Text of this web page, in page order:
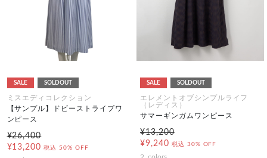
SALE SOLDOUT
ミスエディコレクション
【サンプル】ドビーストライプワ
ンピース
¥26,400
¥13,200 税込 50% OFF
SALE SOLDOUT
エレメントオブシンプルライフ
（レディス）
サマーギンガムワンピース
¥13,200
¥9,240 税込 30% OFF